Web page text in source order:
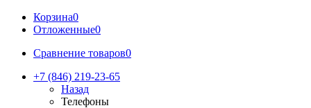
Корзина0
Отложенные0
Сравнение товаров0
+7 (846) 219-23-65
Назад
Телефоны